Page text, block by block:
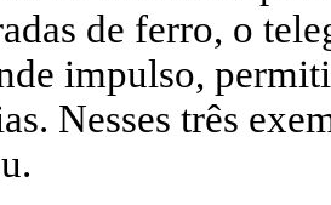
de ferro, o
impulso,
Nesses três